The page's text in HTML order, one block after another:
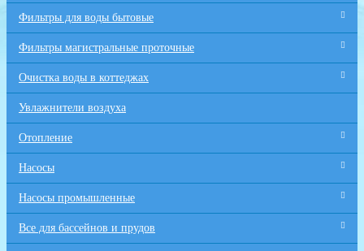
Фильтры для воды бытовые
Фильтры магистральные проточные
Очистка воды в коттеджах
Увлажнители воздуха
Отопление
Насосы
Насосы промышленные
Все для бaссейнов и прудов